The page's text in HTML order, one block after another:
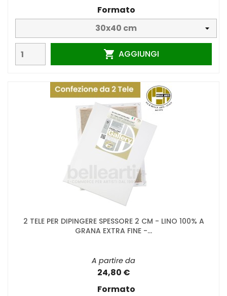
Formato
 AGGIUNGI
2 TELE PER DIPINGERE SPESSORE 2 CM - LINO 100% A
GRANA EXTRA FINE -...
A partire da
24,80 €
Formato